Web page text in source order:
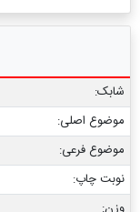
شابک:
موضوع اصلی:
موضوع فرعی:
نوبت چاپ: